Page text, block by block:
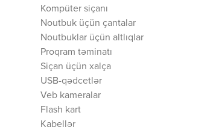
Kompüter siçanı
Noutbuk üçün çantalar
Noutbuklar üçün altlıqlar
Proqram təminatı
Siçan üçün xalça
USB-qədcetlər
Veb kameralar
Flash kart
Kabellər